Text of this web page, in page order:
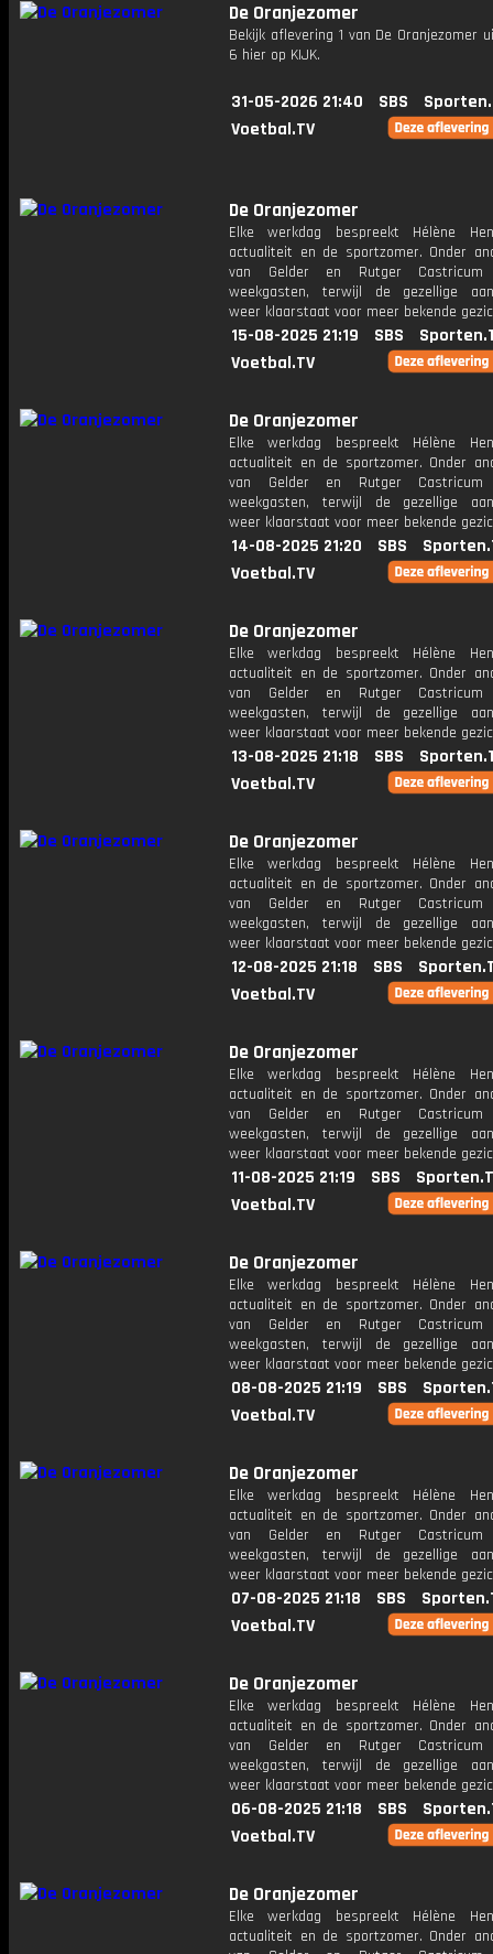
De Oranjezomer
Bekijk aflevering 1 van De Oranjezomer
6 hier op KIJK.
31-05-2026 21:40 SBS
Voetbal.TV
De Oranjezomer
Elke werkdag bespreekt Hélène
actualiteit en de sportzomer. Onder
van Gelder en Rutger
weekgasten, terwijl de gezellige
weer klaarstaat voor meer bekende
15-08-2025 21:19 SBS
Voetbal.TV
De Oranjezomer
Elke werkdag bespreekt Hélène
actualiteit en de sportzomer. Onder
van Gelder en Rutger
weekgasten, terwijl de gezellige
weer klaarstaat voor meer bekende
14-08-2025 21:20 SBS
Voetbal.TV
De Oranjezomer
Elke werkdag bespreekt Hélène
actualiteit en de sportzomer. Onder
van Gelder en Rutger
weekgasten, terwijl de gezellige
weer klaarstaat voor meer bekende
13-08-2025 21:18 SBS
Voetbal.TV
De Oranjezomer
Elke werkdag bespreekt Hélène
actualiteit en de sportzomer. Onder
van Gelder en Rutger
weekgasten, terwijl de gezellige
weer klaarstaat voor meer bekende
12-08-2025 21:18 SBS
Voetbal.TV
De Oranjezomer
Elke werkdag bespreekt Hélène
actualiteit en de sportzomer. Onder
van Gelder en Rutger
weekgasten, terwijl de gezellige
weer klaarstaat voor meer bekende
11-08-2025 21:19 SBS
Voetbal.TV
De Oranjezomer
Elke werkdag bespreekt Hélène
actualiteit en de sportzomer. Onder
van Gelder en Rutger
weekgasten, terwijl de gezellige
weer klaarstaat voor meer bekende
08-08-2025 21:19 SBS
Voetbal.TV
De Oranjezomer
Elke werkdag bespreekt Hélène
actualiteit en de sportzomer. Onder
van Gelder en Rutger
weekgasten, terwijl de gezellige
weer klaarstaat voor meer bekende
07-08-2025 21:18 SBS
Voetbal.TV
De Oranjezomer
Elke werkdag bespreekt Hélène
actualiteit en de sportzomer. Onder
van Gelder en Rutger
weekgasten, terwijl de gezellige
weer klaarstaat voor meer bekende
06-08-2025 21:18 SBS
Voetbal.TV
De Oranjezomer
Elke werkdag bespreekt Hélène
actualiteit en de sportzomer. Onder